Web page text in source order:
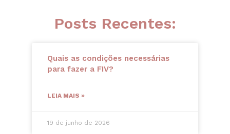
Posts Recentes:
Quais as condições necessárias
para fazer a FIV?
LEIA MAIS »
19 de junho de 2026